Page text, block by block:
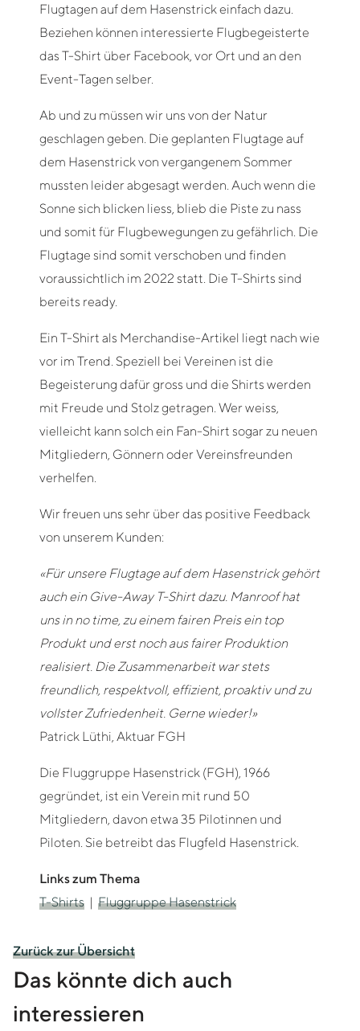
Flugtagen auf dem Hasenstrick einfach dazu.
Beziehen können interessierte Flugbegeisterte
das T-Shirt über Facebook, vor Ort und an den
Event-Tagen selber.
Ab und zu müssen wir uns von der Natur
geschlagen geben. Die geplanten Flugtage auf
dem Hasenstrick von vergangenem Sommer
mussten leider abgesagt werden. Auch wenn die
Sonne sich blicken liess, blieb die Piste zu nass
und somit für Flugbewegungen zu gefährlich. Die
Flugtage sind somit verschoben und finden
voraussichtlich im 2022 statt. Die T-Shirts sind
bereits ready.
Ein T-Shirt als Merchandise-Artikel liegt nach wie
vor im Trend. Speziell bei Vereinen ist die
Begeisterung dafür gross und die Shirts werden
mit Freude und Stolz getragen. Wer weiss,
vielleicht kann solch ein Fan-Shirt sogar zu neuen
Mitgliedern, Gönnern oder Vereinsfreunden
verhelfen.
Wir freuen uns sehr über das positive Feedback
von unserem Kunden:
«Für unsere Flugtage auf dem Hasenstrick gehört
auch ein Give-Away T-Shirt dazu. Manroof hat
uns in no time, zu einem fairen Preis ein top
Produkt und erst noch aus fairer Produktion
realisiert. Die Zusammenarbeit war stets
freundlich, respektvoll, effizient, proaktiv und zu
vollster Zufriedenheit. Gerne wieder!»
Patrick Lüthi, Aktuar FGH
Die Fluggruppe Hasenstrick (FGH), 1966
gegründet, ist ein Verein mit rund 50
Mitgliedern, davon etwa 35 Pilotinnen und
Piloten. Sie betreibt das Flugfeld Hasenstrick.
Links zum Thema
T-Shirts |Fluggruppe Hasenstrick
Zurück zur Übersicht
Das könnte dich auch
interessieren